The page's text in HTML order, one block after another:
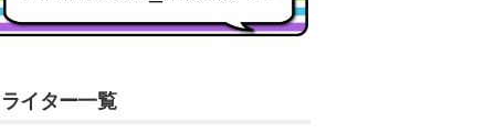
ライター一覧